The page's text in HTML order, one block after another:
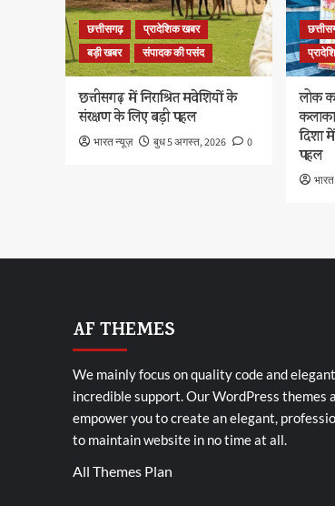
छत्तीसगढ़
प्रादेशिक खबर
बड़ी खबर
संपादक की पसंद
छत्तीसगढ़ में निराश्रित मवेशियों के
संरक्षण के लिए बड़ी पहल
भारत न्यूज़ बुध 5 अगस्त, 2026 0
लोक
दिशा
पहल
AF THEMES
We mainly focus on quality code and
incredible support. OurWordPress themes
empower you to create an elegant,
to maintain website in no time at all.
All Themes Plan